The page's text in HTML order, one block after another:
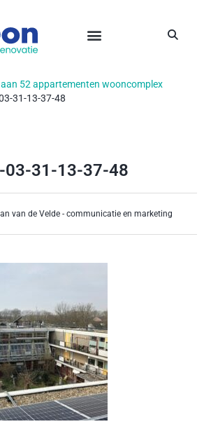
aan 52 appartementen wooncomplex
31-13-37-48
03-31-13-37-48
van de Velde - communicatie en marketing